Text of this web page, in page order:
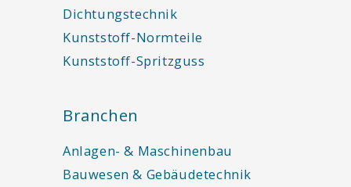
Dichtungstechnik
Kunststoff-Normteile
Kunststoff-Spritzguss
Branchen
Anlagen- & Maschinenbau
Bauwesen & Gebäudetechnik